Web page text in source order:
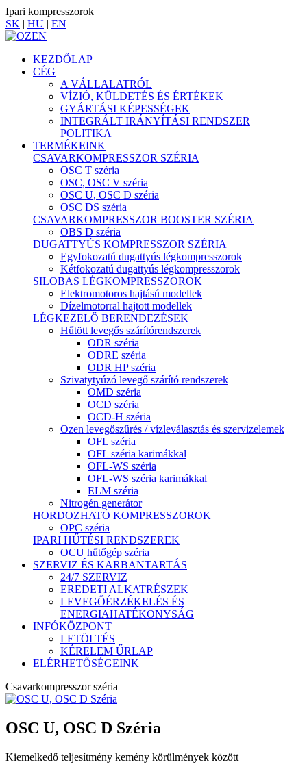
Ipari kompresszorok
SK | HU | EN
KEZDŐLAP
CÉG
A VÁLLALATRÓL
VÍZIÓ, KÜLDETÉS ÉS ÉRTÉKEK
GYÁRTÁSI KÉPESSÉGEK
INTEGRÁLT IRÁNYÍTÁSI RENDSZER
POLITIKA
TERMÉKEINK
CSAVARKOMPRESSZOR SZÉRIA
OSC T széria
OSC, OSC V széria
OSC U, OSC D széria
OSC DS széria
CSAVARKOMPRESSZOR BOOSTER SZÉRIA
OBS D széria
DUGATTYÚS KOMPRESSZOR SZÉRIA
Egyfokozatú dugattyús légkompresszorok
Kétfokozatú dugattyús légkompresszorok
SILOBAS LÉGKOMPRESSZOROK
Elektromotoros hajtású modellek
Dízelmotorral hajtott modellek
LÉGKEZELŐ BERENDEZÉSEK
Hűtött levegős szárítórendszerek
ODR széria
ODRE széria
ODR HP széria
Szivatytyúzó levegő szárító rendszerek
OMD széria
OCD széria
OCD-H széria
Ozen levegőszűrés / vízleválasztás és szervizelemek
OFL széria
OFL széria karimákkal
OFL-WS széria
OFL-WS széria karimákkal
ELM széria
Nitrogén generátor
HORDOZHATÓ KOMPRESSZOROK
OPC széria
IPARI HŰTÉSI RENDSZEREK
OCU hűtőgép széria
SZERVIZ ÉS KARBANTARTÁS
24/7 SZERVIZ
EREDETI ALKATRÉSZEK
LEVEGŐÉRZÉKELÉS ÉS
ENERGIAHATÉKONYSÁG
INFÓKÖZPONT
LETÖLTÉS
KÉRELEM ŰRLAP
ELÉRHETŐSÉGEINK
Csavarkompresszor széria
OSC U, OSC D Széria
Kiemelkedő teljesítmény kemény körülmények között